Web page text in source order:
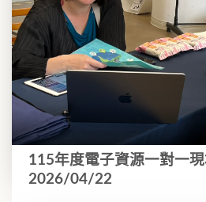
115年度電子資源一對一
2026/04/22